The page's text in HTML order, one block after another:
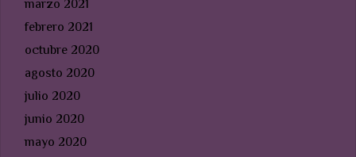
marzo 2021
febrero 2021
octubre 2020
agosto 2020
julio 2020
junio 2020
mayo 2020